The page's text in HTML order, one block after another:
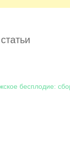
бесплодие: